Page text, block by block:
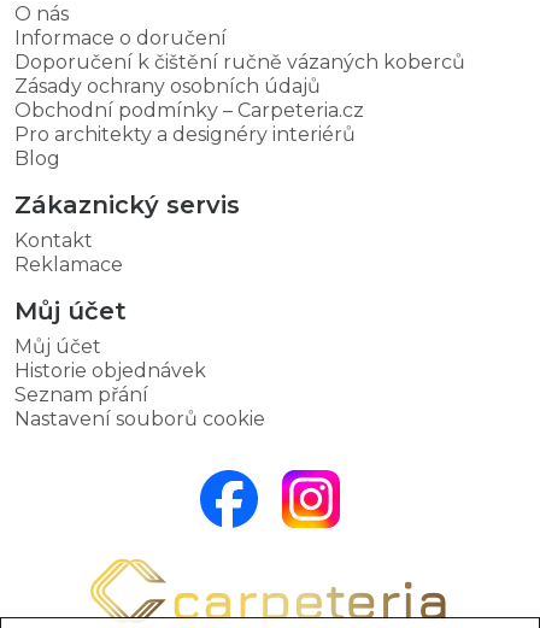
O nás
Informace o doručení
Doporučení k čištění ručně vázaných koberců
Zásady ochrany osobních údajů
Obchodní podmínky – Carpeteria.cz
Pro architekty a designéry interiérů
Blog
Zákaznický servis
Kontakt
Reklamace
Můj účet
Můj účet
Historie objednávek
Seznam přání
Nastavení souborů cookie